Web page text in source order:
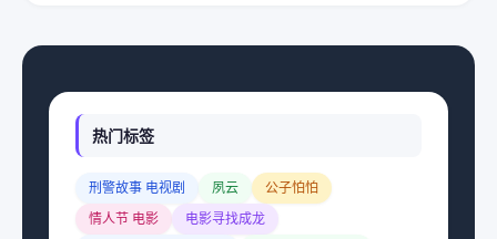
热门标签
刑警故事 电视剧 夙云
公子怕怕
情人节 电影
电影寻找成龙